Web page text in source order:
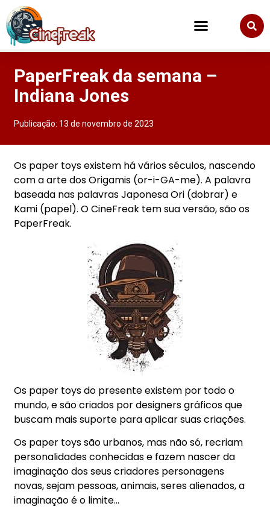
PaperFreak da semana –
Indiana Jones
Publicação: 13 de novembro de 2023
Os paper toys existem há vários séculos, nascendo
com a arte dos Origamis (or-i-GA-me). A palavra
baseada nas palavras Japonesa Ori (dobrar) e
Kami (papel). O CineFreak tem sua versão, são os
PaperFreak.
Os paper toys do presente existem por todo o
mundo, e são criados por designers gráficos que
buscam mais suporte para aplicar suas criações.
Os paper toys são urbanos, mas não só, recriam
personalidades conhecidas e fazem nascer da
imaginação dos seus criadores personagens
novas, sejam pessoas, animais, seres alienados, a
imaginação é o limite…